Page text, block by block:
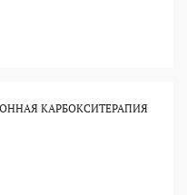
КАРБОКСИТЕРАПИЯ